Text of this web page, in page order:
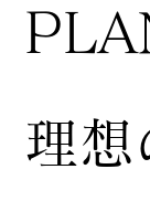
理想